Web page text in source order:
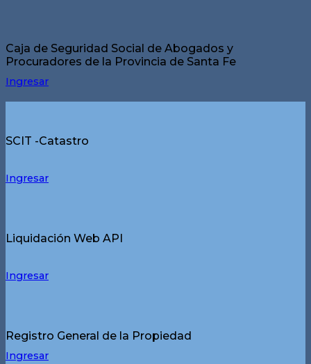
Caja de Seguridad Social de Abogados y
Procuradores de la Provincia de Santa Fe
Ingresar
SCIT -Catastro
Ingresar
Liquidación Web API
Ingresar
Registro General de la Propiedad
Ingresar